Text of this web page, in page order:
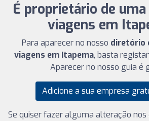
É proprietário de uma
viagens em
Para aparecer no nosso diretório
viagens em Itapema, basta
Aparecer no nosso guia é
Adicione a sua empresa
Se quiser fazer alguma alteração nos